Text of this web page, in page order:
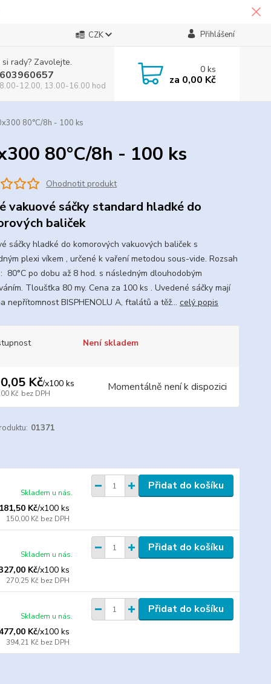
CZK Přihlášení
rady? Zavolejte.
12.00, 13.00-16.00 hod
0ks
za 0,00 Kč
80°C/8h - 100 ks
80°C/8h - 100 ks
Ohodnotit produkt
vakuové sáčky standard hladké do
baliček
sáčky hladké do komorových vakuových baliček s
plexi víkem , určené k vaření metodou sous-vide. Rozsah
80°C po dobu až 8 hod. s následným dlouhodobým
Tloušťka 80 my. Cena za 100 ks . Uvedené sáčky mají
nepřítomnost BISPHENOLU A, ftalátů a těž... celý popis
Není skladem
Kč/x100 ks
Kč bez DPH Momentálně není k dispozici
01371
181,50 Kč/x100 ks
150,00 Kč bez DPH
Skladem u nás.
Přidat do košíku
Kč/x100 ks
270,25 Kč bez DPH
Skladem u nás.
Přidat do košíku
Kč/x100 ks
394,21 Kč bez DPH
Skladem u nás.
Přidat do košíku